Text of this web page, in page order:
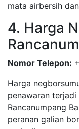
mata airbersih
4. Harga
Nomor Telepon:
Harga
penawaran
Rancanumpang
peranan galian